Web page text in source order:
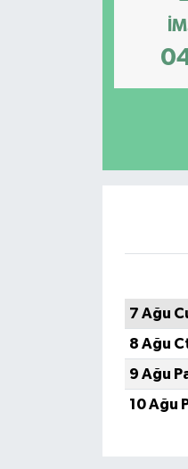
7 Ağu
8 Ağu
9 Ağu
10 Ağu